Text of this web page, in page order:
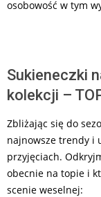
osobowość w tym
Sukieneczki
kolekcji –
Zbliżając się do
najnowsze trendy i
przyjęciach.
obecnie na topie i
scenie weselnej: